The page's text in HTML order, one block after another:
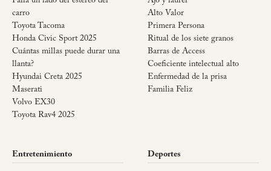
carro
Toyota Tacoma
Honda Civic Sport 2025
Cuántas millas puede durar una
llanta?
Hyundai Creta 2025
Maserati
Volvo EX30
Toyota Rav4 2025
Alto Valor
Primera Persona
Ritual de los siete granos
Barras de Access
Coeficiente intelectual alto
Enfermedad de la prisa
Familia Feliz
Entretenimiento Deportes